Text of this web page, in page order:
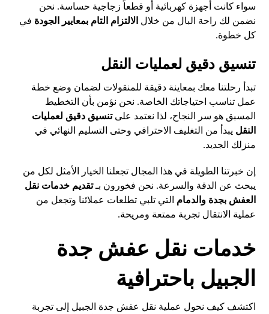
سواء كانت أجهزة كهربائية أو قطعاً زجاجية حساسة. نحن
نضمن لك راحة البال من خلال الالتزام التام بمعايير الجودة في
كل خطوة.
تنسيق دقيق لعمليات النقل
تبدأ رحلتنا معك بمعاينة دقيقة للمنقولات لضمان وضع خطة
عمل تناسب احتياجاتك الخاصة. نحن نؤمن بأن التخطيط
المسبق هو سر النجاح، لذا نعتمد علىتنسيق دقيق لعمليات
النقل يبدأ من التغليف الاحترافي وحتى التسليم النهائي في
منزلك الجديد.
إن خبرتنا الطويلة في هذا المجال تجعلنا الخيار الأمثل لكل من
يبحث عن الدقة والسرعة. نحن فخورون بـتقديم خدمات نقل
العفش بجدة والدمام التي تلبي تطلعات عملائنا وتجعل من
عملية الانتقال تجربة ممتعة ومريحة.
خدمات نقل عفش جدة
الجبيل باحترافية
اكتشف كيف نحول عملية نقل عفش جدة الجبيل إلى تجربة